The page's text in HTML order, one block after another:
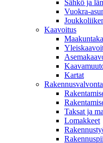
Sähkö ja
Vuokra-
Kaavoitus
Kartat
Rakennusvalvonta
Taksat ja
Lomakkeet